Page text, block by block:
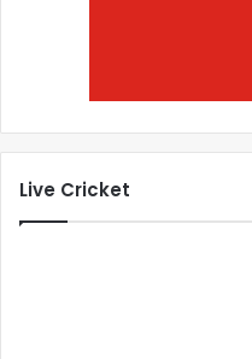
Live Cricket